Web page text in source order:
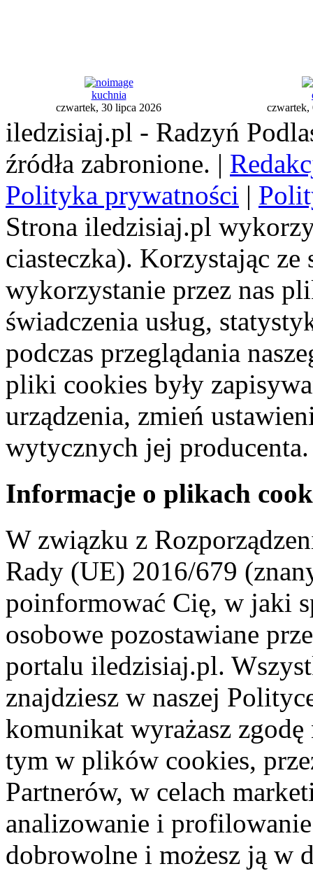
kuchnia
czwartek, 30 lipca 2026
czwartek,
iledzisiaj.pl - Radzyń
źródła zabronione. |
Polityka prywatności |
Strona iledzisiaj.pl
ciasteczka). Korzystając
wykorzystanie przez nas
świadczenia usług,
podczas przeglądania
pliki cookies były
urządzenia, zmień
wytycznych jej producenta.
Informacje o plikach
W związku z
Rady (UE) 2016/679
poinformować Cię, w jaki
osobowe pozostawiane
portalu iledzisiaj.pl.
znajdziesz w naszej
komunikat wyrażasz
tym w plików cookies,
Partnerów, w celach
analizowanie i
dobrowolne i możesz ją w